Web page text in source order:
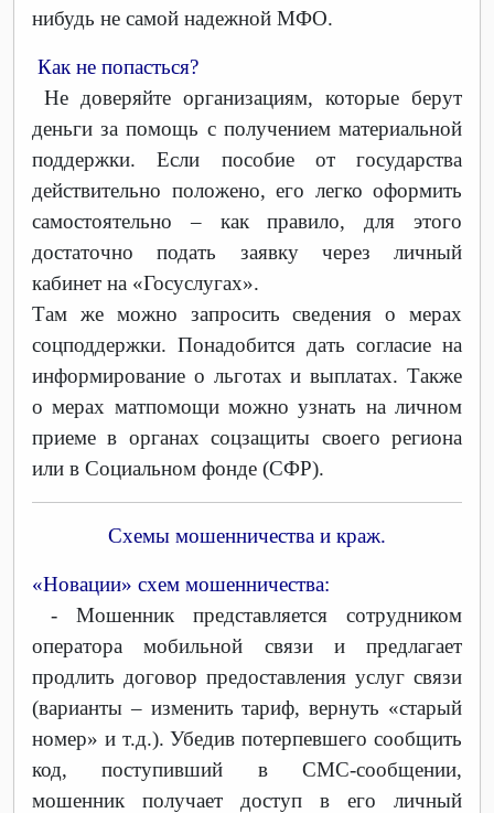
нибудь не самой надежной МФО.
Как не попасться?
Не доверяйте организациям, которые берут
деньги за помощь с получением материальной
поддержки. Если пособие от государства
действительно положено, его легко оформить
самостоятельно – как правило, для этого
достаточно подать заявку через личный
кабинет на «Госуслугах».
Там же можно запросить сведения о мерах
соцподдержки. Понадобится дать согласие на
информирование о льготах и выплатах. Также
о мерах матпомощи можно узнать на личном
приеме в органах соцзащиты своего региона
или в Социальном фонде (СФР).
Схемы мошенничества и краж.
«Новации» схем мошенничества:
- Мошенник представляется сотрудником
оператора мобильной связи и предлагает
продлить договор предоставления услуг связи
(варианты – изменить тариф, вернуть «старый
номер» и т.д.). Убедив потерпевшего сообщить
код, поступивший в СМС-сообщении,
мошенник получает доступ в его личный